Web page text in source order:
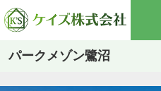
パークメゾン鷺沼